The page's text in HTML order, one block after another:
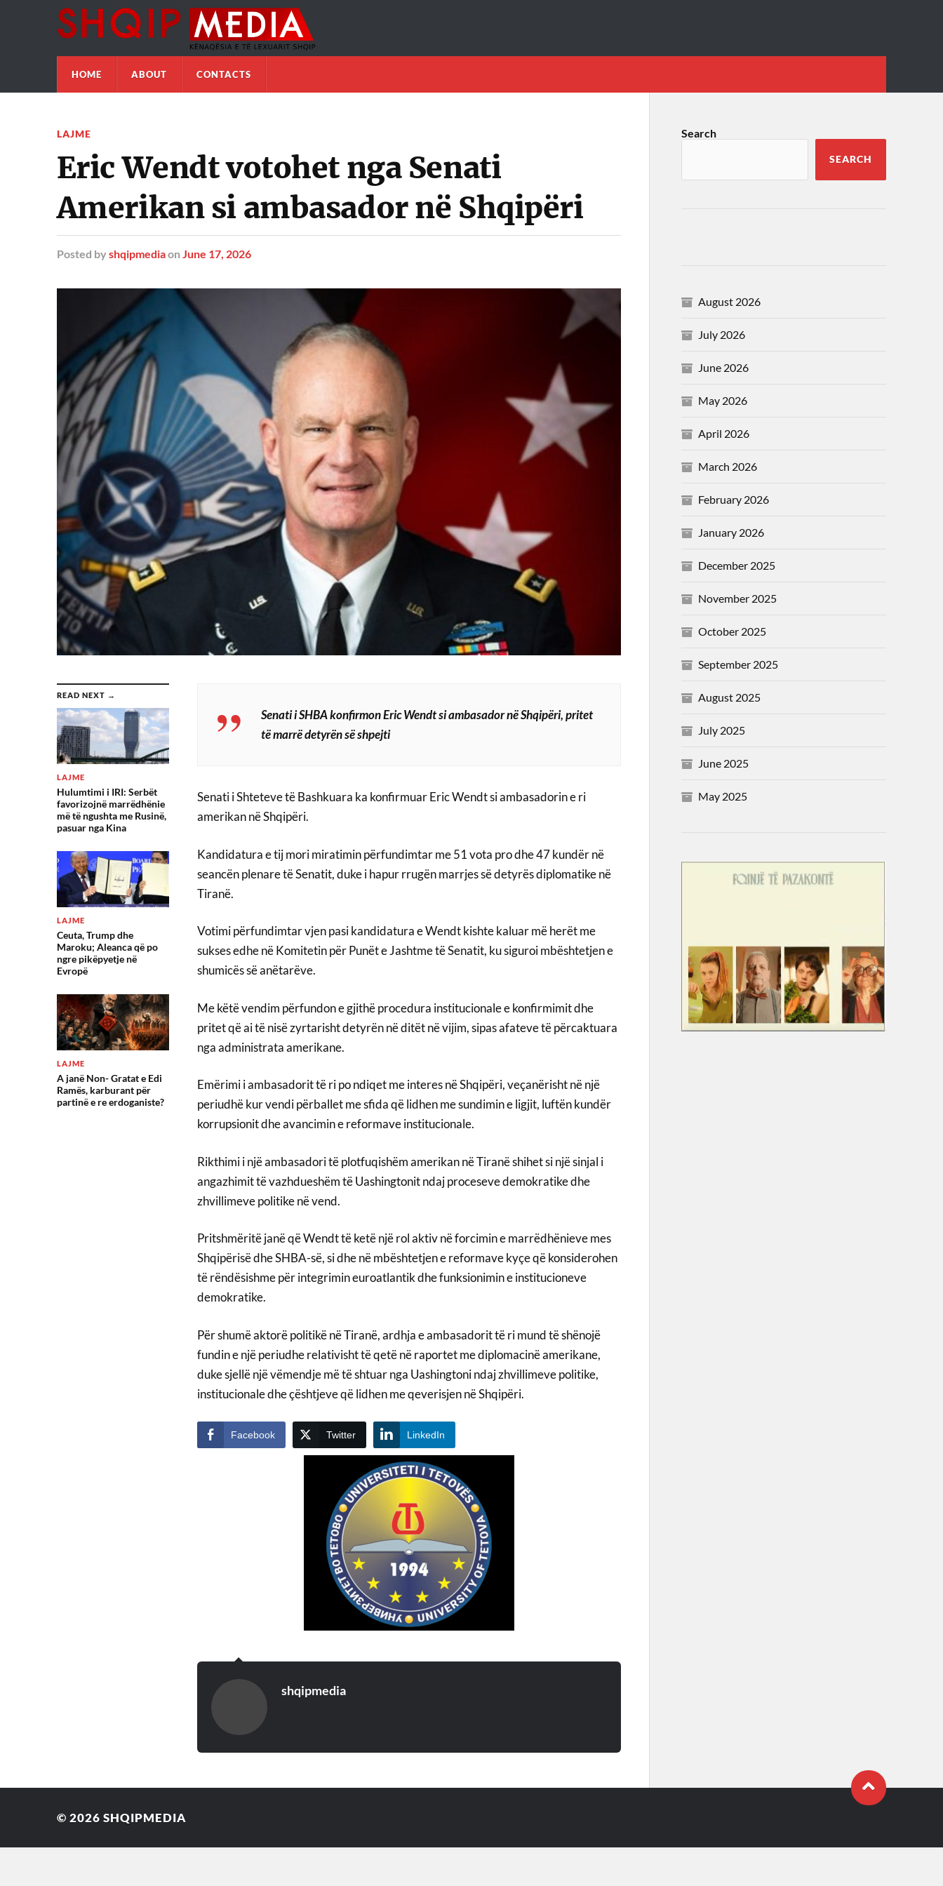
HOME ABOUT CONTACTS
LAJME
Eric Wendt votohet nga Senati
Amerikan si ambasador në Shqipëri
Posted by shqipmediaon June 17, 2026
READ NEXT →
LAJME
Hulumtimi i IRI: Serbët
favorizojnë marrëdhënie
më të ngushta me Rusinë,
pasuar nga Kina
LAJME
Ceuta, Trump dhe
Maroku; Aleanca që po
ngre pikëpyetje në
Evropë
LAJME
A janë Non- Gratat e Edi
Ramës, karburant për
partinë e re erdoganiste?
Senati i SHBA konfirmon Eric Wendt si ambasador në Shqipëri, pritet
të marrë detyrën së shpejti
Senati i Shteteve të Bashkuara ka konfirmuar Eric Wendt si ambasadorin e ri
amerikan në Shqipëri.
Kandidatura e tij mori miratimin përfundimtar me 51 vota pro dhe 47 kundër në
seancën plenare të Senatit, duke i hapur rrugën marrjes së detyrës diplomatike në
Tiranë.
Votimi përfundimtar vjen pasi kandidatura e Wendt kishte kaluar më herët me
sukses edhe në Komitetin për Punët e Jashtme të Senatit, ku siguroi mbështetjen e
shumicës së anëtarëve.
Me këtë vendim përfundon e gjithë procedura institucionale e konfirmimit dhe
pritet që ai të nisë zyrtarisht detyrën në ditët në vijim, sipas afateve të përcaktuara
nga administrata amerikane.
Emërimi i ambasadorit të ri po ndiqet me interes në Shqipëri, veçanërisht në një
periudhë kur vendi përballet me sfida që lidhen me sundimin e ligjit, luftën kundër
korrupsionit dhe avancimin e reformave institucionale.
Rikthimi i një ambasadori të plotfuqishëm amerikan në Tiranë shihet si një sinjal i
angazhimit të vazhdueshëm të Uashingtonit ndaj proceseve demokratike dhe
zhvillimeve politike në vend.
Pritshmëritë janë që Wendt të ketë një rol aktiv në forcimin e marrëdhënieve mes
Shqipërisë dhe SHBA-së, si dhe në mbështetjen e reformave kyçe që konsiderohen
të rëndësishme për integrimin euroatlantik dhe funksionimin e institucioneve
demokratike.
Për shumë aktorë politikë në Tiranë, ardhja e ambasadorit të ri mund të shënojë
fundin e një periudhe relativisht të qetë në raportet me diplomacinë amerikane,
duke sjellë një vëmendje më të shtuar nga Uashingtoni ndaj zhvillimeve politike,
institucionale dhe çështjeve që lidhen me qeverisjen në Shqipëri.
Facebook Twitter LinkedIn
shqipmedia
Search
SEARCH
August 2026
July 2026
June 2026
May 2026
April 2026
March 2026
February 2026
January 2026
December 2025
November 2025
October 2025
September 2025
August 2025
July 2025
June 2025
May 2025
© 2026 SHQIPMEDIA